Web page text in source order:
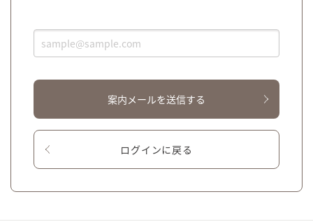
案内メールを送信する
ログインに戻る